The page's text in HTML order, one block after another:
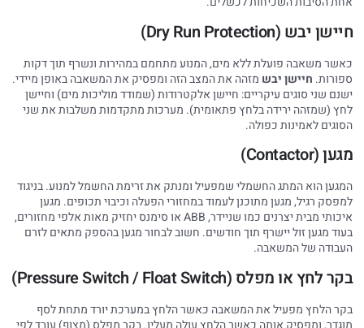
חיישן יבש (Dry Run Protection)
כאשר משאבה פועלת ללא מים, המנוע מתחמם במהירות ונשרף תוך דקות
ספורות. חיישן יבש מזהה את המצב הזה ומפסיק את המשאבה באופן מיידי.
ישנם שני סוגים עיקריים: חיישן אלקטרודות (שמודד מוליכות מים) וחיישן
לחץ (שמזהה ירידה בלחץ פתאומית). מערכות מתקדמות משלבות את שני
הסוגים לאמינות כפולה.
מגען (Contactor)
המגען הוא המתג החשמלי שמפעיל ומנתק את זרימת החשמל למנוע. בניגוד
למפסק רגיל, מגען מתוכנן לעמוד במחזורי הפעלה וכיבוי תכופים. מגען
איכותי מבית יצרנים כמו שניידר, ABB או סימנס יחזיק מאות אלפי מחזורים,
בעוד מגען זול יישרף תוך חודשים. חשוב לבחור מגען בהספק מתאים לזרם
העבודה של המשאבה.
בקר לחץ או מפלס (Pressure Switch / Float Switch)
בקר הלחץ מפעיל את המשאבה כאשר הלחץ במערכת יורד מתחת לסף